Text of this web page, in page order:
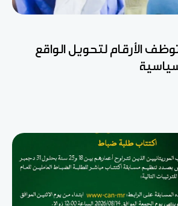
الأرقام لتحويل الواقع